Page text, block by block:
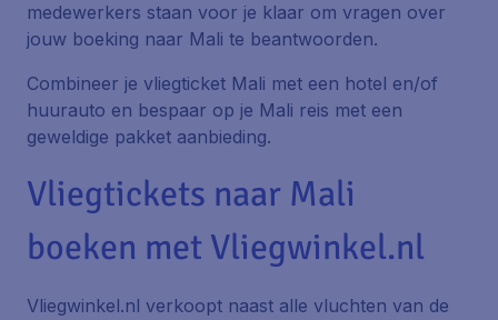
medewerkers staan voor je klaar om vragen over
jouw boeking naar Mali te beantwoorden.
Combineer je vliegticket Mali met een hotel en/of
huurauto en bespaar op je Mali reis met een
geweldige pakket aanbieding.
Vliegtickets naar Mali
boeken met Vliegwinkel.nl
Vliegwinkel.nl verkoopt naast alle vluchten van de